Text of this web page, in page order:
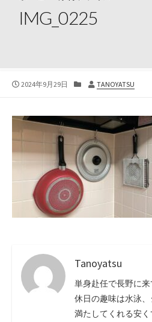
IMG_0225
公
2024年9月29日
カ
リ
ー
投
TANOYATSU
Tanoyatsu
単身赴任で長野に来
休日の趣味は水泳
満たしてくれる安